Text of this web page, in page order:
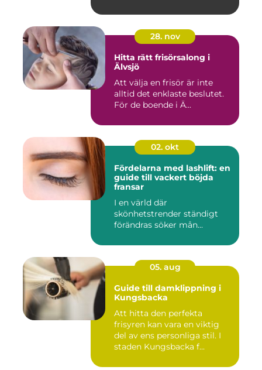
28. nov
Hitta rätt frisörsalong i
Älvsjö
Att välja en frisör är inte
alltid det enklaste beslutet.
För de boende i Ä...
02. okt
Fördelarna med lashlift: en
guide till vackert böjda
fransar
I en värld där
skönhetstrender ständigt
förändras söker mån...
05. aug
Guide till damklippning i
Kungsbacka
Att hitta den perfekta
frisyren kan vara en viktig
del av ens personliga stil. I
staden Kungsbacka f...